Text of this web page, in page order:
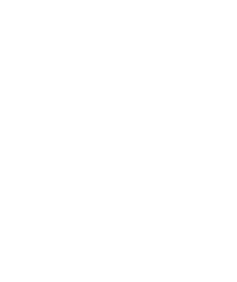
с учетом интересов всех
ст. 453 ГК РФ, в связи с
ответственности) в случае
считаться измененным в
за последствия, возникшие в
и многое другое).
по состоянию на которую